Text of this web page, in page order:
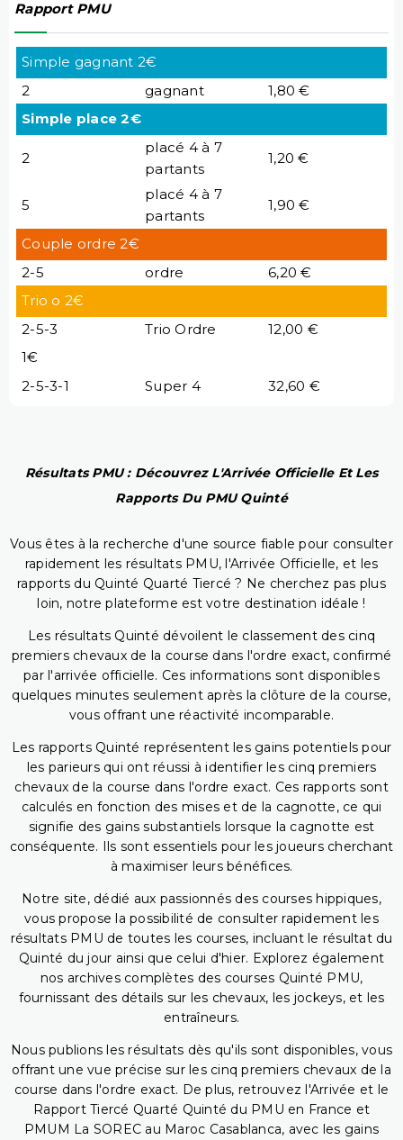
Rapport PMU
Simple gagnant 2€
2
gagnant
1,80 €
Simple place 2€
2
placé 4 à 7
partants
1,20 €
5
placé 4 à 7
partants
1,90 €
Couple ordre 2€
2-5
ordre
6,20 €
Trio o 2€
2-5-3
Trio Ordre
12,00 €
1€
2-5-3-1
Super 4 32,60 €
Résultats PMU : Découvrez L'Arrivée Officielle Et Les
Rapports Du PMU Quinté
Vous êtes à la recherche d'une source fiable pour consulter
rapidement les résultats PMU, l'Arrivée Officielle, et les
rapports du Quinté Quarté Tiercé ? Ne cherchez pas plus
loin, notre plateforme est votre destination idéale !
Les résultats Quinté dévoilent le classement des cinq
premiers chevaux de la course dans l'ordre exact, confirmé
par l'arrivée officielle. Ces informations sont disponibles
quelques minutes seulement après la clôture de la course,
vous offrant une réactivité incomparable.
Les rapports Quinté représentent les gains potentiels pour
les parieurs qui ont réussi à identifier les cinq premiers
chevaux de la course dans l'ordre exact. Ces rapports sont
calculés en fonction des mises et de la cagnotte, ce qui
signifie des gains substantiels lorsque la cagnotte est
conséquente. Ils sont essentiels pour les joueurs cherchant
à maximiser leurs bénéfices.
Notre site, dédié aux passionnés des courses hippiques,
vous propose la possibilité de consulter rapidement les
résultats PMU de toutes les courses, incluant le résultat du
Quinté du jour ainsi que celui d'hier. Explorez également
nos archives complètes des courses Quinté PMU,
fournissant des détails sur les chevaux, les jockeys, et les
entraîneurs.
Nous publions les résultats dès qu'ils sont disponibles, vous
offrant une vue précise sur les cinq premiers chevaux de la
course dans l'ordre exact. De plus, retrouvez l'Arrivée et le
Rapport Tiercé Quarté Quinté du PMU en France et
PMUM La SOREC au Maroc Casablanca, avec les gains